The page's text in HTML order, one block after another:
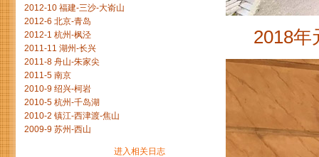
2018年
2012-10 福建-三沙-大嵛山
2012-6 北京-青岛
2012-1 杭州-枫泾
2011-11 湖州-长兴
2011-8 舟山-朱家尖
2011-5 南京
2010-9 绍兴-柯岩
2010-5 杭州-千岛湖
2010-2 镇江-西津渡-焦山
2009-9 苏州-西山
进入相关日志